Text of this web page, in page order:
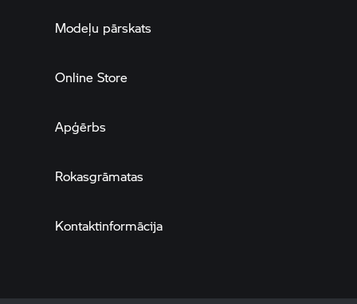
Modeļu pārskats
Online Store
Apģērbs
Rokasgrāmatas
Kontaktinformācija